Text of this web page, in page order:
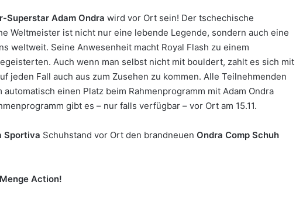
Superstar Adam Ondra wird vor Ort sein! Der tschechische
Weltmeister ist nicht nur eine lebende Legende, sondern auch eine
weltweit. Seine Anwesenheit macht Royal Flash zu einem
Auch wenn man selbst nicht mit bouldert, zahlt es sich mit
jeden Fall auch aus zum Zusehen zu kommen. Alle Teilnehmenden
einen Platz beim Rahmenprogramm mit Adam Ondra
gibt es – nur falls verfügbar – vor Ort am 15.11.
Sportiva Schuhstand vor Ort den brandneuen Ondra Comp Schuh
Action!